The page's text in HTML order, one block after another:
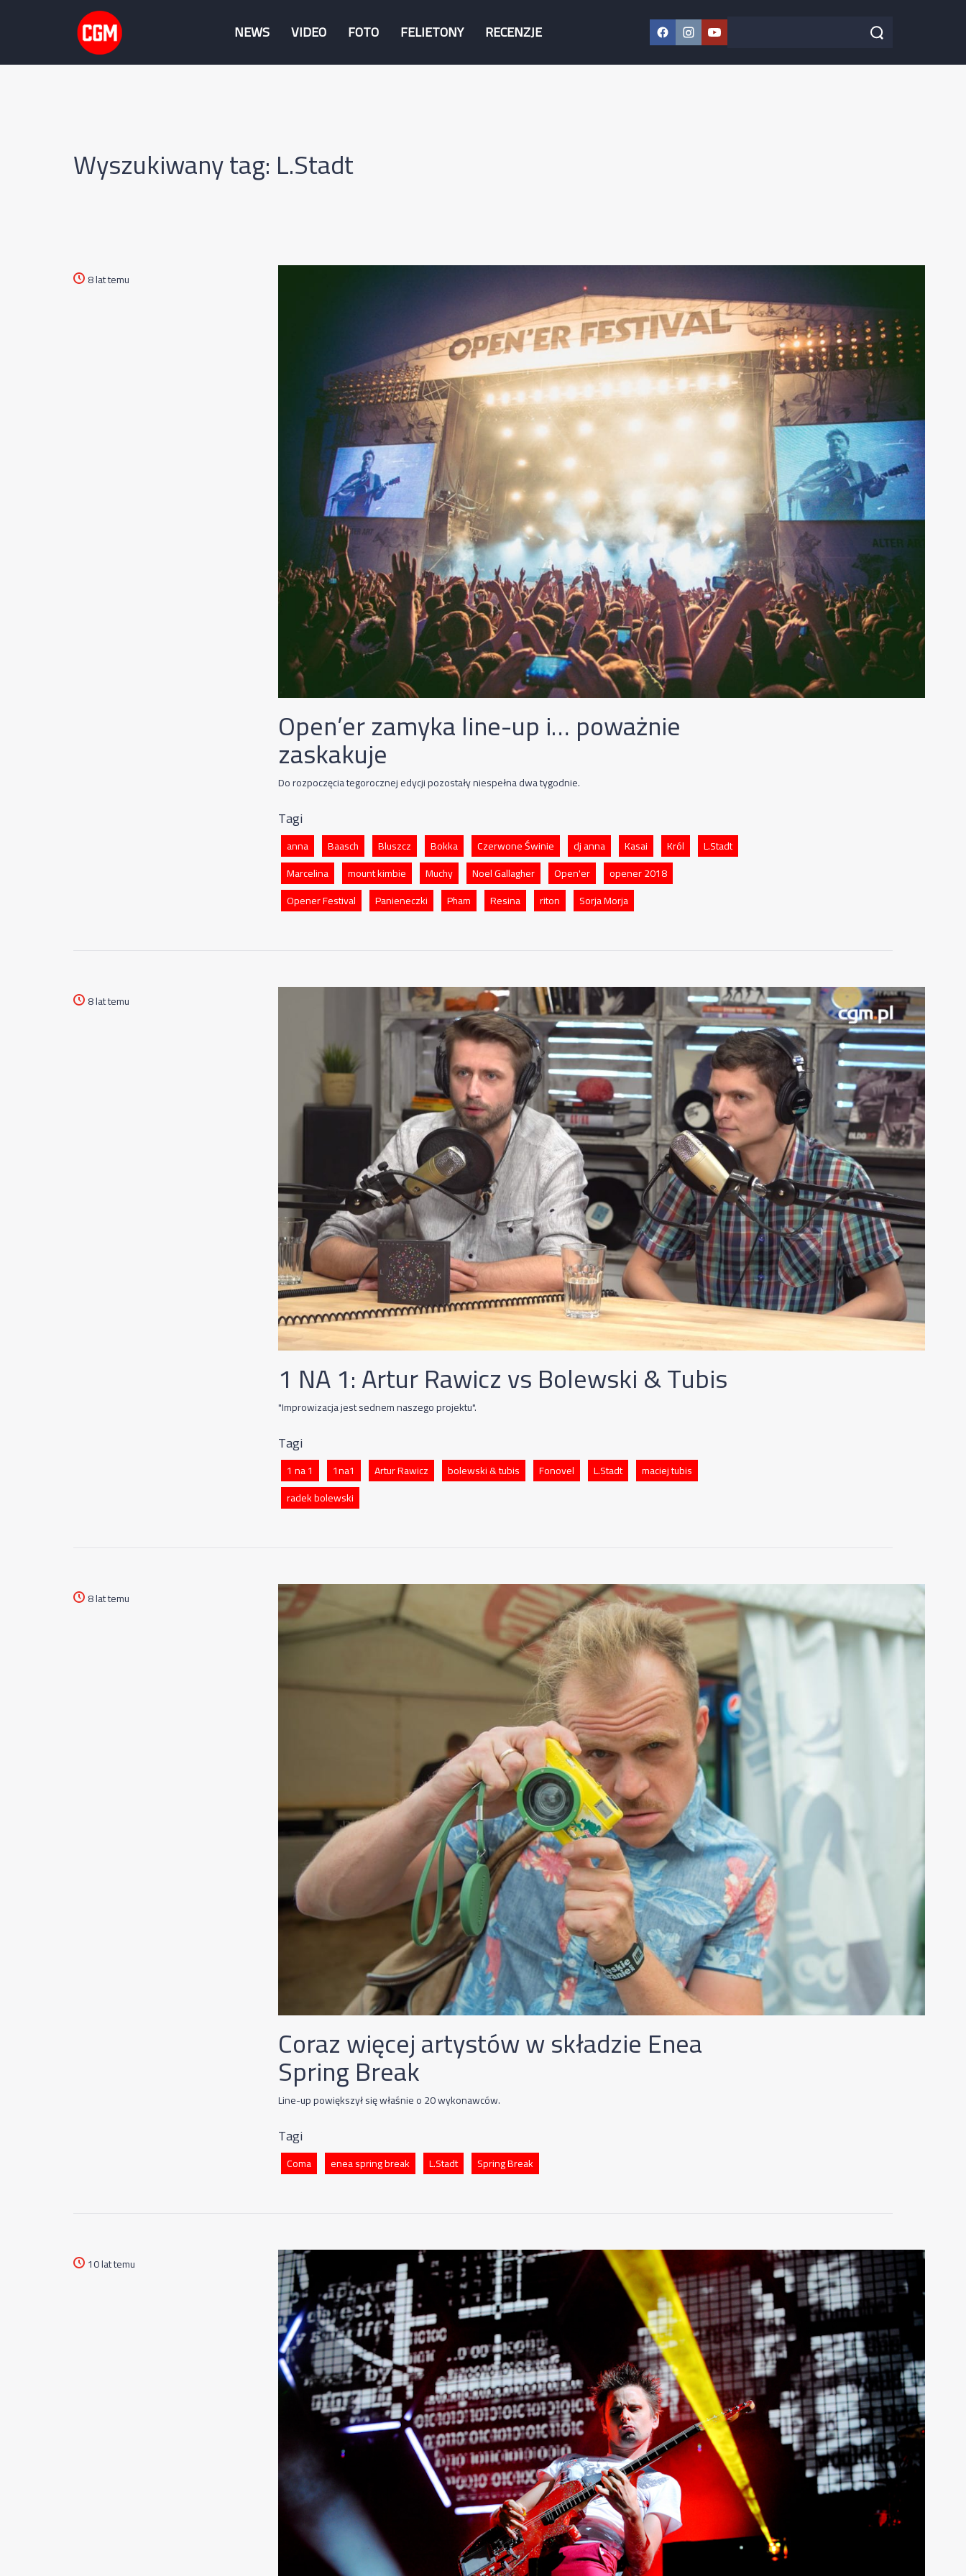
NEWS VIDEO FOTO FELIETONY RECENZJE Facebook
Instagram
YouTube
Szukaj w serwisie Szukaj
Wyszukiwany tag: L.Stadt
8 lat temu
Open’er zamyka line-up i… poważnie
zaskakuje
Do rozpoczęcia tegorocznej edycji pozostały niespełna dwa tygodnie.
Tagi
anna Baasch Bluszcz Bokka Czerwone Świnie dj anna Kasai Król
L.Stadt
Marcelina
mount kimbie Muchy Noel Gallagher Open'er
opener 2018
Opener Festival
Panieneczki Pham Resina riton Sorja Morja
8 lat temu
1 NA 1: Artur Rawicz vs Bolewski & Tubis
"Improwizacja jest sednem naszego projektu".
Tagi
1 na 1 1na1 Artur Rawicz bolewski & tubis Fonovel L.Stadt
maciej tubis
radek bolewski
8 lat temu
Coraz więcej artystów w składzie Enea
Spring Break
Line-up powiększył się właśnie o 20 wykonawców.
Tagi
Coma enea spring break L.Stadt Spring Break
10 lat temu